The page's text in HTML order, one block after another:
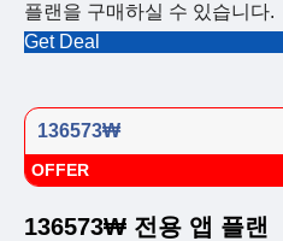
플랜을 구매하실 수 있습니다.
Get Deal
136573₩
OFFER
136573₩ 전용 앱 플랜